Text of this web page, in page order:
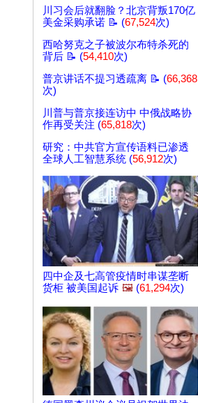
川习会后就翻脸？北京背叛170亿
美金采购承诺 📝 (67,524次)
西哈努克之子被波尔布特杀死的
背后 📝 (54,410次)
普京讲话不提习透疏离 📝 (66,368
次)
川普与普京接连访中 中俄战略协
作再受关注 (65,818次)
研究：中共官方宣传语料已渗透
全球人工智慧系统 (56,912次)
四中企及七高管疫情时串谋垄断
货柜 被美国起诉 🖼️ (61,294次)